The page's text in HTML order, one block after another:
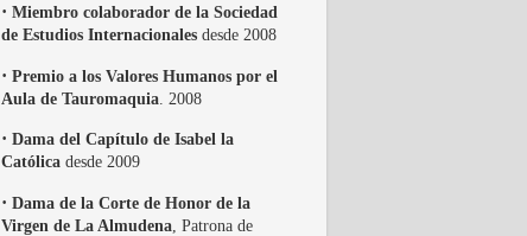
· Miembro colaborador de la Sociedad
de Estudios Internacionales desde 2008
· Premio a los Valores Humanos por el
Aula de Tauromaquia . 2008
· Dama del Capítulo de Isabel la
Católica desde 2009
· Dama de la Corte de Honor de la
Virgen de La Almudena , Patrona de